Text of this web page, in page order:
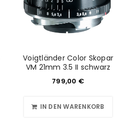
Voigtländer Color Skopar
VM 21mm 3.5 II schwarz
799,00 €
IN DEN WARENKORB